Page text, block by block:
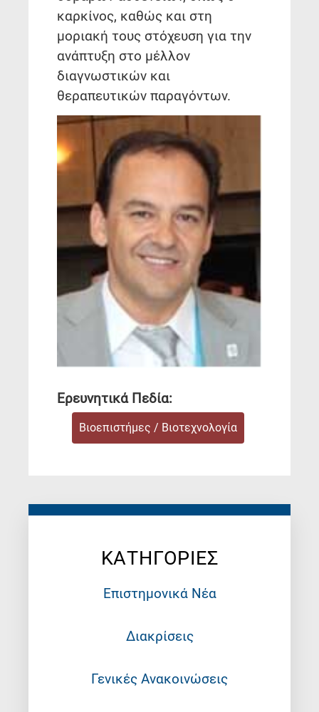
ΚΑΤΗΓΟΡΙΕΣ
Επιστημονικά Νέα
Διακρίσεις
Γενικές Ανακοινώσεις
καρκίνος, καθώς και στη
μοριακή τους στόχευση για την
ανάπτυξη στο μέλλον
διαγνωστικών και
θεραπευτικών παραγόντων.
Ερευνητικά Πεδία:
Βιοεπιστήμες / Βιοτεχνολογία